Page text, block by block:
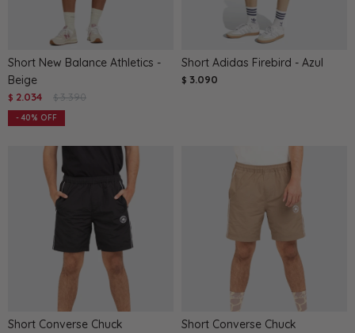
Short New Balance Athletics -
Beige
$ 2.034 $ 3.390
40
Short Adidas Firebird - Azul
$ 3.090
Short Converse Chuck
Short Converse Chuck